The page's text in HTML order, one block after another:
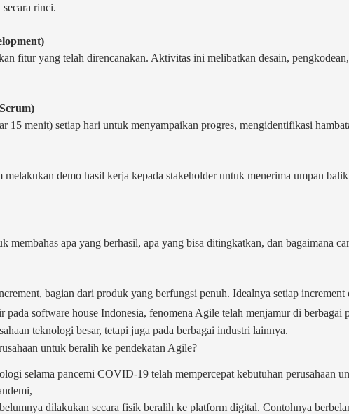
secara rinci.
fitur yang telah direncanakan. Aktivitas ini melibatkan desain,
15 menit) setiap hari untuk menyampaikan progres, mengidentifikasi
demo hasil kerja kepada stakeholder untuk menerima umpan
membahas apa yang berhasil, apa yang bisa ditingkatkan, dan bagaimana
bagian dari produk yang berfungsi penuh. Idealnya setiap
pada software house Indonesia, fenomena Agile telah menjamur di
teknologi besar, tetapi juga pada berbagai industri lainnya.
untuk beralih ke pendekatan Agile?
selama pancemi COVID-19 telah mempercepat kebutuhan perusahaan
dilakukan secara fisik beralih ke platform digital. Contohnya